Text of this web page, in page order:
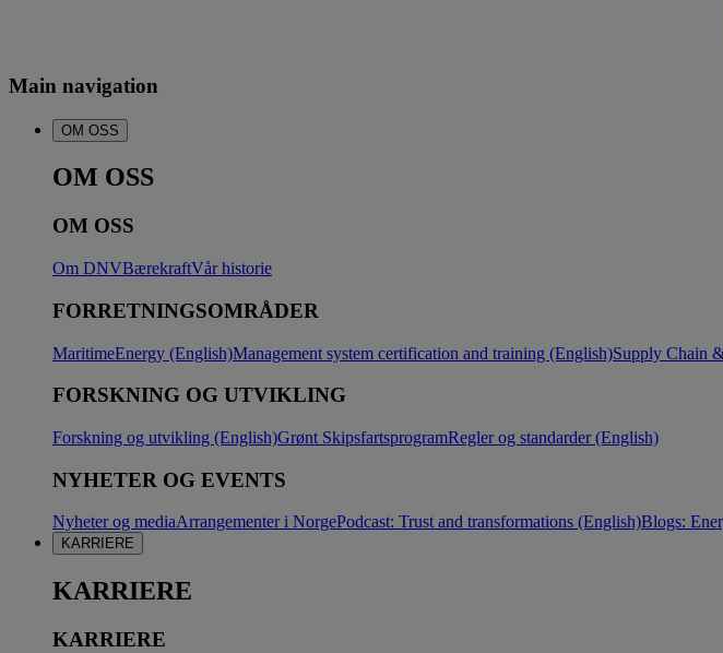
Main navigation
OM OSS
OM OSS
OM OSS
Om DNVBærekraftVår historie
FORRETNINGSOMRÅDER
MaritimeEnergy (English)Management system certification and training (English)Supply Chain
FORSKNING OG UTVIKLING
Forskning og utvikling (English)Grønt SkipsfartsprogramRegler og standarder (English)
NYHETER OG EVENTS
Nyheter og mediaArrangementer i NorgePodcast: Trust and transformations (English)Blogs:
KARRIERE
KARRIERE
KARRIERE